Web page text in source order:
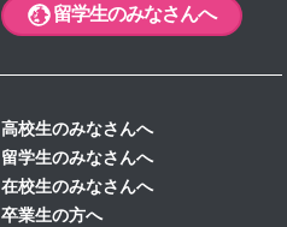
留学生のみなさんへ
高校生のみなさんへ
留学生のみなさんへ
在校生のみなさんへ
卒業生の方へ